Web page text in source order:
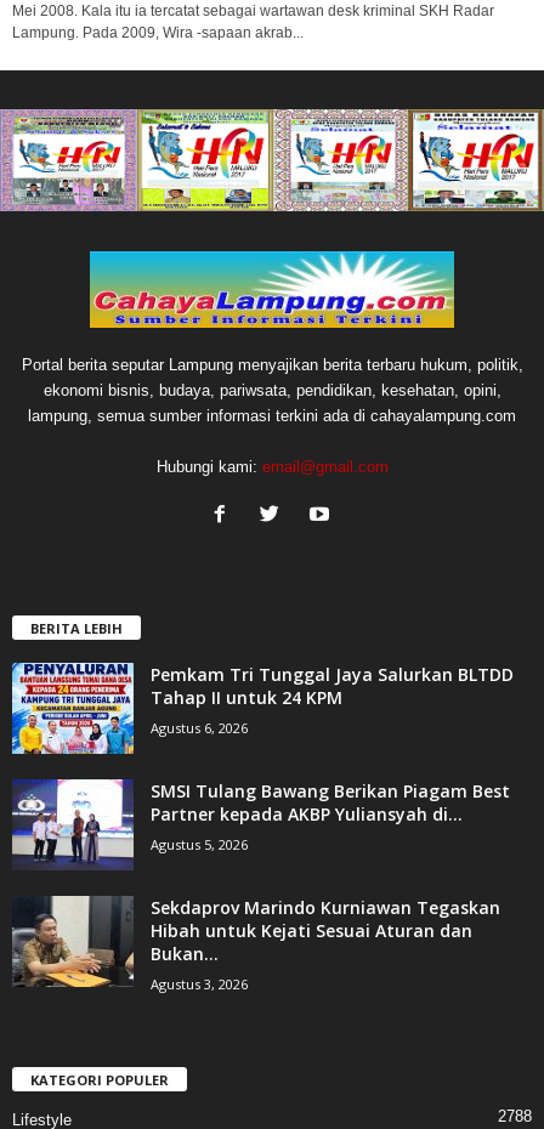
Mei 2008. Kala itu ia tercatat sebagai wartawan desk kriminal SKH Radar
Lampung. Pada 2009, Wira -sapaan akrab...
Portal berita seputar Lampung menyajikan berita terbaru hukum, politik,
ekonomi bisnis, budaya, pariwsata, pendidikan, kesehatan, opini,
lampung, semua sumber informasi terkini ada di cahayalampung.com
Hubungi kami: email@gmail.com
BERITA LEBIH
Pemkam Tri Tunggal Jaya Salurkan BLTDD
Tahap II untuk 24 KPM
Agustus 6, 2026
SMSI Tulang Bawang Berikan Piagam Best
Partner kepada AKBP Yuliansyah di...
Agustus 5, 2026
Sekdaprov Marindo Kurniawan Tegaskan
Hibah untuk Kejati Sesuai Aturan dan
Bukan...
Agustus 3, 2026
KATEGORI POPULER
Lifestyle 2788